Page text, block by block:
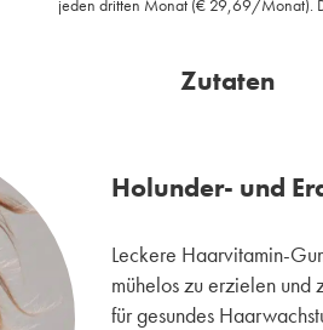
jeden dritten Monat (€ 29,69/Monat).
Zutaten
Holunder- und
Leckere Haarvitamin-
mühelos zu erzielen
für gesundes